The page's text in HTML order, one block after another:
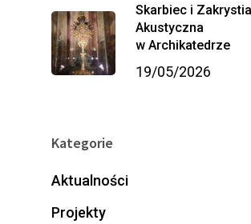
Skarbiec i Zakrystia
Akustyczna
w Archikatedrze
19/05/2026
Kategorie
Aktualności
Projekty